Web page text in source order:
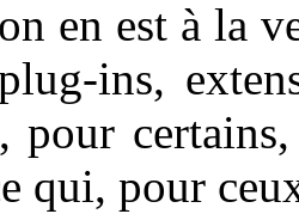
en est à la
ins,
pour
qui, pour